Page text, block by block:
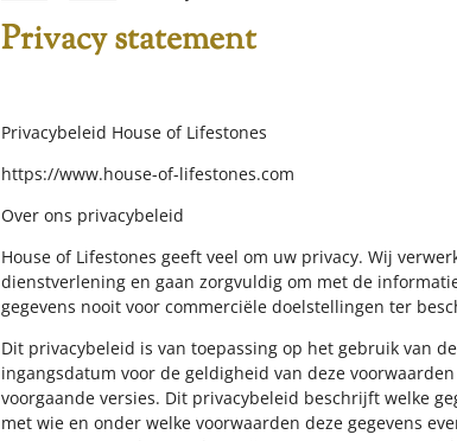
Privacy statement
Privacybeleid House of Lifestones
https://www.house-of-lifestones.com
Over ons privacybeleid
House of Lifestones geeft veel om uw privacy. Wij
dienstverlening en gaan zorgvuldig om met de
gegevens nooit voor commerciële doelstellingen ter
Dit privacybeleid is van toepassing op het gebruik van
ingangsdatum voor de geldigheid van deze
voorgaande versies. Dit privacybeleid beschrijft welke
met wie en onder welke voorwaarden deze gegevens